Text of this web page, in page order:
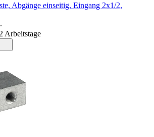
Abgänge einseitig, Eingang 2x1/2,
Arbeitstage